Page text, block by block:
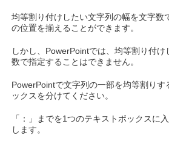
均等割り付けしたい文字列の幅を文字数
の位置を揃えることができます。
しかし、PowerPointでは、均等割り付
数で指定することはできません。
PowerPointで文字列の一部を均等割りす
ックスを分けてください。
「：」までを1つのテキストボックスに
します。